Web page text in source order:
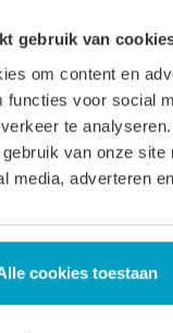
gebruik van
om content en
functies voor social
te
van onze site
media, adverteren
cookies toestaan
materiaal,
Maatwerk
kost 3-4
maatwerk
voorwaarden